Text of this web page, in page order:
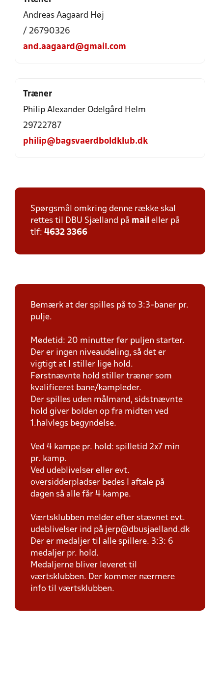
Andreas Aagaard Høj
/ 26790326
and.aagaard@gmail.com
Træner
Philip Alexander Odelgård Helm
29722787
philip@bagsvaerdboldklub.dk
Spørgsmål omkring denne række skal
rettes til DBU Sjælland på mail eller på
tlf: 4632 3366
Bemærk at der spilles på to 3:3-baner pr.
pulje.
Mødetid: 20 minutter før puljen starter.
Der er ingen niveaudeling, så det er
vigtigt at I stiller lige hold.
Førstnævnte hold stiller træner som
kvalificeret bane/kampleder.
Der spilles uden målmand, sidstnævnte
hold giver bolden op fra midten ved
1.halvlegs begyndelse.
Ved 4 kampe pr. hold: spilletid 2x7 min
pr. kamp.
Ved udeblivelser eller evt.
oversidderpladser bedes I aftale på
dagen så alle får 4 kampe.
Værtsklubben melder efter stævnet evt.
udeblivelser ind på jerp@dbusjaelland.dk
Der er medaljer til alle spillere. 3:3: 6
medaljer pr. hold.
Medaljerne bliver leveret til
værtsklubben. Der kommer nærmere
info til værtsklubben.